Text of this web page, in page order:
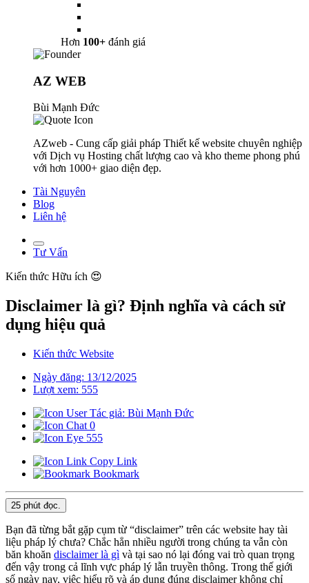
Hơn 100+ đánh giá
AZ WEB
Bùi Mạnh Đức
AZweb - Cung cấp giải pháp Thiết kế website chuyên nghiệp
với Dịch vụ Hosting chất lượng cao và kho theme phong phú
với hơn 1000+ giao diện đẹp.
Tài Nguyên
Blog
Liên hệ
Tư Vấn
Kiến thức Hữu ích 😍
Disclaimer là gì? Định nghĩa và cách sử
dụng hiệu quả
Kiến thức Website
Ngày đăng: 13/12/2025
Lượt xem: 555
Tác giả: Bùi Mạnh Đức
0
555
Copy Link
Bookmark
25 phút đọc.
Bạn đã từng bắt gặp cụm từ “disclaimer” trên các website hay tài
liệu pháp lý chưa? Chắc hẳn nhiều người trong chúng ta vẫn còn
băn khoăn disclaimer là gì và tại sao nó lại đóng vai trò quan trọng
đến vậy trong cả lĩnh vực pháp lý lẫn truyền thông. Trong thế giới
số ngày nay, việc hiểu rõ và áp dụng đúng disclaimer không chỉ